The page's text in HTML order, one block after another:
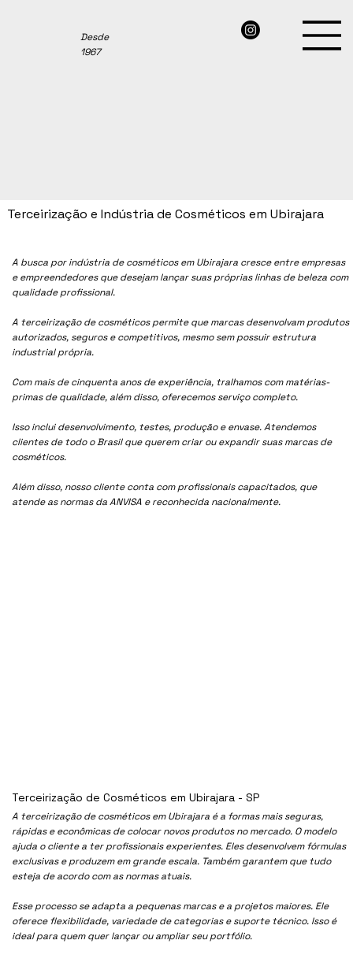
Desde
1967
A busca por indústria de cosméticos em Ubirajara cresce entre empresas
e empreendedores que desejam lançar suas próprias linhas de beleza com
qualidade profissional.
A terceirização de cosméticos permite que marcas desenvolvam produtos
autorizados, seguros e competitivos, mesmo sem possuir estrutura
industrial própria.
Com mais de cinquenta anos de experiência, tralhamos com matérias-
primas de qualidade, além disso, oferecemos serviço completo.
Isso inclui desenvolvimento, testes, produção e envase. Atendemos
clientes de todo o Brasil que querem criar ou expandir suas marcas de
cosméticos.
Além disso, nosso cliente conta com profissionais capacitados, que
atende as normas da ANVISA e reconhecida nacionalmente.
A terceirização de cosméticos em Ubirajara é a formas mais seguras,
rápidas e econômicas de colocar novos produtos no mercado. O modelo
ajuda o cliente a ter profissionais experientes. Eles desenvolvem fórmulas
exclusivas e produzem em grande escala. Também garantem que tudo
esteja de acordo com as normas atuais.
Esse processo se adapta a pequenas marcas e a projetos maiores. Ele
oferece flexibilidade, variedade de categorias e suporte técnico. Isso é
ideal para quem quer lançar ou ampliar seu portfólio.
Terceirização e Indústria de Cosméticos em Ubirajara
Terceirização de Cosméticos em Ubirajara - SP